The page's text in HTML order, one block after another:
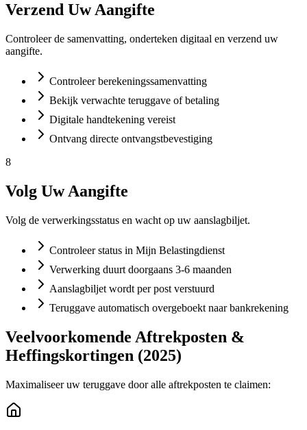
Verzend Uw Aangifte
Controleer de samenvatting, onderteken digitaal en verzend uw
aangifte.
Controleer berekeningssamenvatting
Bekijk verwachte teruggave of betaling
Digitale handtekening vereist
Ontvang directe ontvangstbevestiging
8
Volg Uw Aangifte
Volg de verwerkingsstatus en wacht op uw aanslagbiljet.
Controleer status in Mijn Belastingdienst
Verwerking duurt doorgaans 3-6 maanden
Aanslagbiljet wordt per post verstuurd
Teruggave automatisch overgeboekt naar bankrekening
Veelvoorkomende Aftrekposten &
Heffingskortingen (2025)
Maximaliseer uw teruggave door alle aftrekposten te claimen: